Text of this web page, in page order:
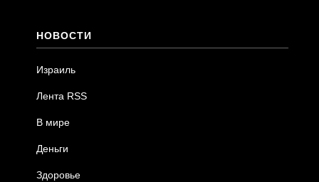
НОВОСТИ
Израиль
Лента RSS
В мире
Деньги
Здоровье